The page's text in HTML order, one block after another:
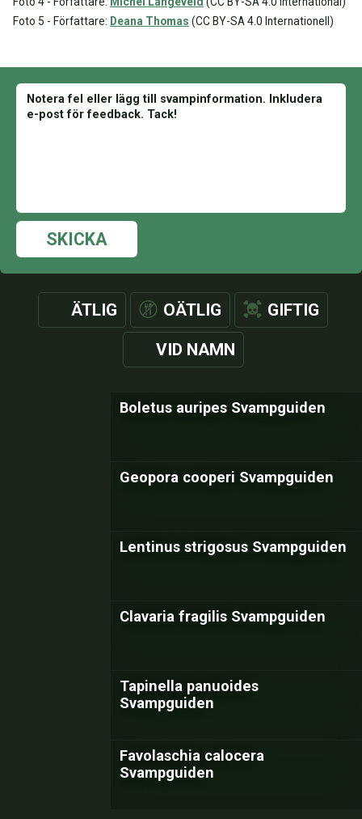
Foto 5 - Författare: Deana Thomas (CC BY-SA 4.0 Internationell)
SKICKA
ÄTLIG OÄTLIG GIFTIG
VID NAMN
Boletus auripes Svampguiden
Geopora cooperi Svampguiden
Lentinus strigosus Svampguiden
Clavaria fragilis Svampguiden
Tapinella panuoides
Svampguiden
Favolaschia calocera
Svampguiden